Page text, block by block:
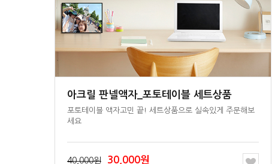
아크릴 판넬액자_포토테이블 세트상품
세요
40,000원 30,000원